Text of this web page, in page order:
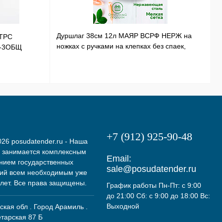
3ОБЩ
Дуршлаг 38см 12л МАЯР ВСРФ НЕРЖ на
ножках с ручками на клепках без спаек,
posudatender.ru - Наша
комплексным
государственных
всем необходимым уже
Все права защищены.
обл . Город Арамиль .
87 Б
+7 (912) 925-90-48
Email:
sale@posudatender.ru
График работы Пн-Пт: с 9:00
до 21:00 Сб: с 9:00 до 18:00 Вс:
Выходной